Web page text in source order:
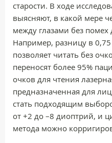
старости. В ходе
выясняют, в какой мере
между глазами без
Например, разницу в
позволяет читать без
переносят более 95%
очков для чтения
предназначенная для
стать подходящим
от +2 до –8 диоптрий, и
метода можно